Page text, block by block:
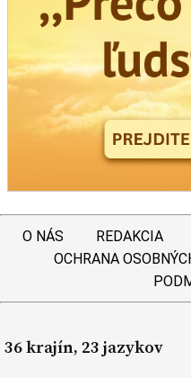
O NÁS REDAKCIA
OCHRANA
36 krajín, 23 jazykov